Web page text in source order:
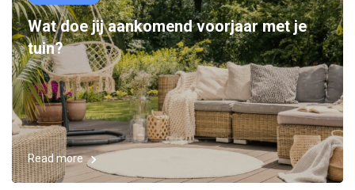
Wat doe jij aankomend voorjaar met je
tuin?
Read more